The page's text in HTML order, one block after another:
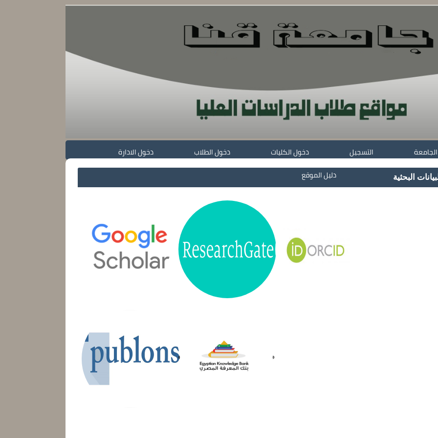
التسجيل دخول الكليات دخول الطلاب
دخول الادارة
دليل الموقع
البحثية